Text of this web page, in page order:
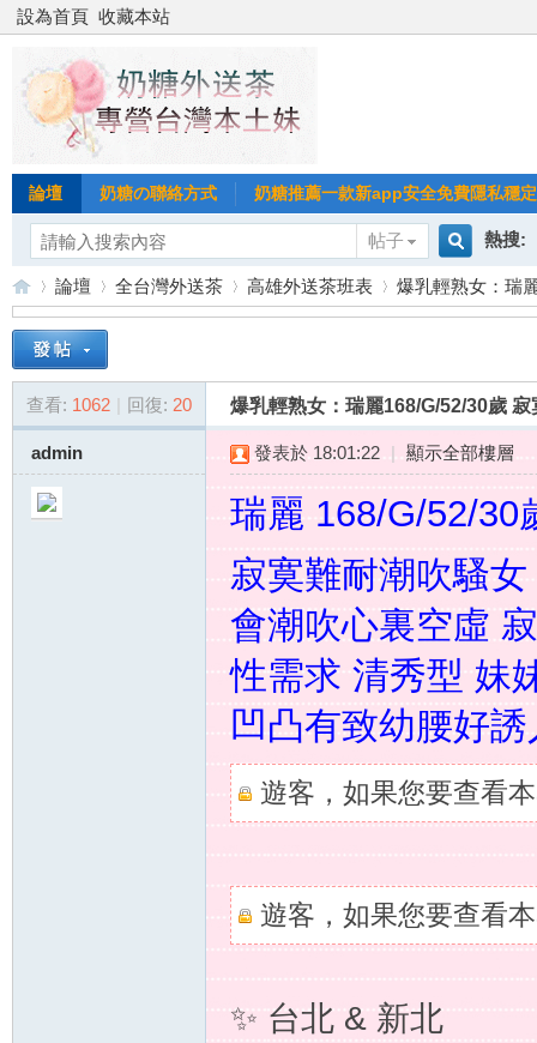
設為首頁 收藏本站
論壇 奶糖の聯絡方式 奶糖推薦一款新app安全免費隱私穩
帖子
搜
索
熱搜:
台北
台中
台»
論壇
›
全台灣外送茶
›
高雄外送茶班表
›
爆乳輕熟女：瑞
查看: 1062 | 回復: 20 爆乳輕熟女：瑞麗168/G/52/30歲
admin 發表於 18:01:22 | 顯示全部樓層
瑞麗 168/G/52/30
寂寞難耐潮吹騷
會潮吹心裏空虛
性需求 清秀型 妹
凹凸有致幼腰好誘
遊客，如果您要查看
遊客，如果您要查看
✨ 台北 & 新北